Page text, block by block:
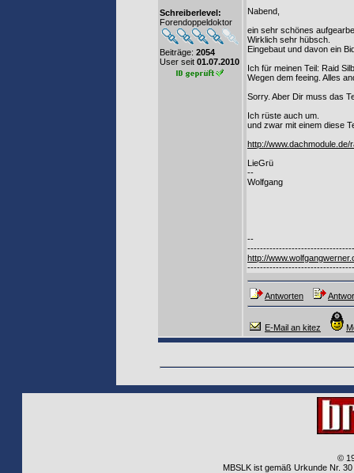
Schreiberlevel:
Forendoppeldoktor
Beiträge: 2054
User seit 01.07.2010
Nabend,
ein sehr schönes
Wirklich sehr hübsch.
Eingebaut und davon ein
Ich für meinen Teil: Raid
Wegen dem feeing. Alles
Sorry. Aber Dir muss das
Ich rüste auch um.
und zwar mit einem diese
http://www.dachmodule.de/
LieGrü
--
Wolfgang
--
http://
Antworten
E-Mail an kitez
©
MBSLK ist gemäß Urkunde Nr.